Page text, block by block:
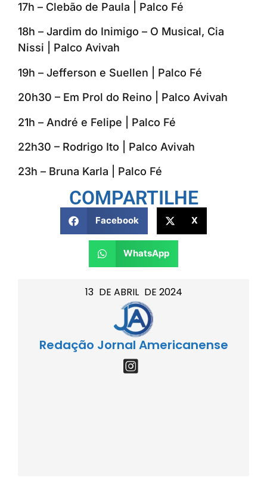
13 DE ABRIL DE 2024
Redação Jornal Americanense
17h – Clebão de Paula | Palco Fé
18h – Jardim do Inimigo – O Musical, Cia
Nissi | Palco Avivah
19h – Jefferson e Suellen | Palco Fé
20h30 – Em Prol do Reino | Palco Avivah
21h – André e Felipe | Palco Fé
22h30 – Rodrigo Ito | Palco Avivah
23h – Bruna Karla | Palco Fé
COMPARTILHE
Facebook X
WhatsApp